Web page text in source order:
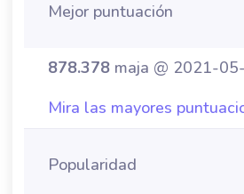
Mejor puntuación
878.378 maja @ 2021-
Mira las mayores
Popularidad